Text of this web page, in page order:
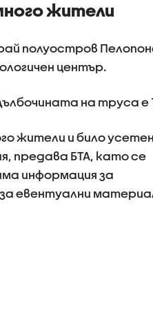
жители
полуостров
център.
на труса е
жители и било
предава БТА, като се
информация за
евентуални